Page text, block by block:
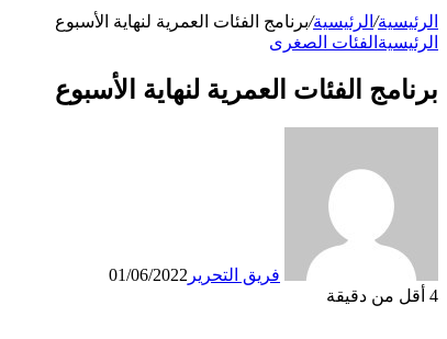
الرئيسية/ الرئيسية/برنامج الفئات العمرية لنهاية الأسبوع
الرئيسية الفئات الصغرى
برنامج الفئات العمرية لنهاية الأسبوع
فريق التحرير 01/06/2022
4 أقل من دقيقة